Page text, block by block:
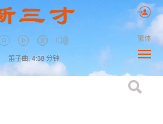
笛子曲, 4:38 分钟
繁体